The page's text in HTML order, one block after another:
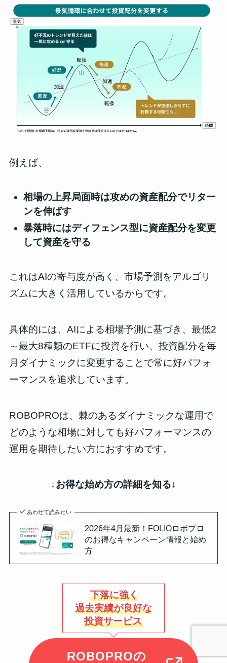
例えば、
相場の上昇局面時は攻めの資産配分でリター
ンを伸ばす
暴落時にはディフェンス型に資産配分を変更
して資産を守る
これはAIの寄与度が高く、市場予測をアルゴリ
ズムに大きく活用しているからです。
具体的には、AIによる相場予測に基づき、 最低2
～最大8種類のETFに投資を行い、投資配分を毎
月ダイナミックに変更することで常に好パフォ
ーマンスを追求しています。
ROBOPROは、棘のあるダイナミックな運用で
どのような相場に対しても好パフォーマンスの
運用を期待したい方におすすめです。
↓お得な始め方の詳細を知る↓
あわせて読みたい
2026年4月最新！FOLIOロボプロ
のお得なキャンペーン情報と始め
方
下落に強く
過去実績が良好な
投資サービス
ROBOPROの